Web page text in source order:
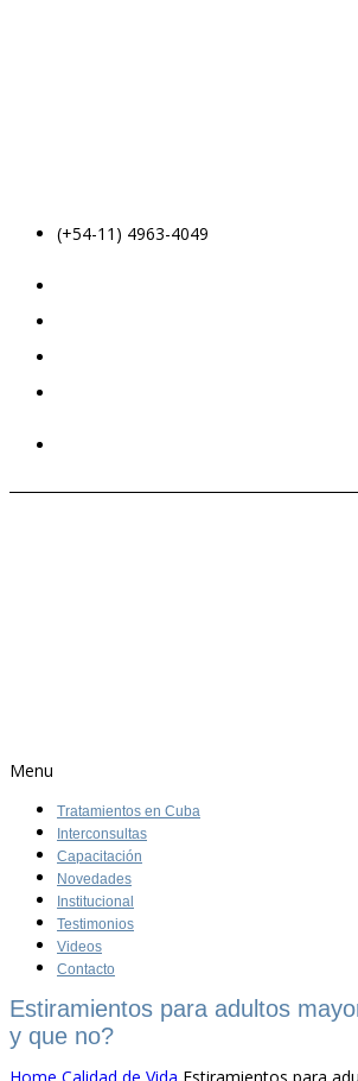
(+54-11) 4963-4049
Menu
Tratamientos en Cuba
Interconsultas
Capacitación
Novedades
Institucional
Testimonios
Videos
Contacto
Estiramientos para adultos
y que no?